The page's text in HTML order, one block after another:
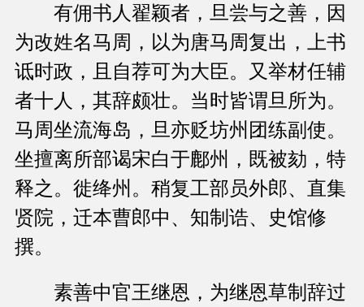
有佣书人翟颖者，旦尝与之善，因
为改姓名马周，以为唐马周复出，上书
诋时政，且自荐可为大臣。又举材任辅
者十人，其辞颇壮。当时皆谓旦所为。
马周坐流海岛，旦亦贬坊州团练副使。
坐擅离所部谒宋白于鄜州，既被劾，特
释之。徙绛州。稍复工部员外郎、直集
贤院，迁本曹郎中、知制诰、史馆修
撰。
素善中官王继恩，为继恩草制辞过